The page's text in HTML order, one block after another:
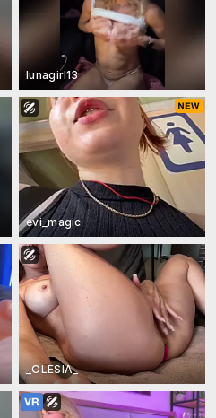
lunagirl13
evi_magic
_OLESIA_